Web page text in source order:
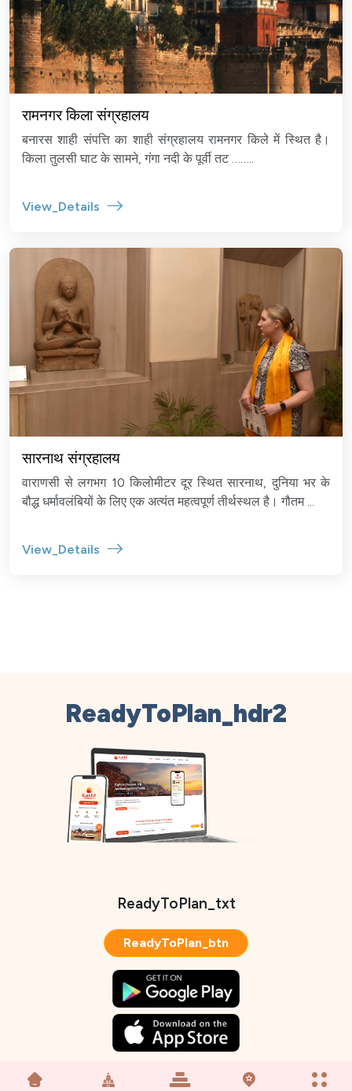
रामनगर किला संग्रहालय
बनारस शाही संपत्ति का शाही संग्रहालय रामनगर किले में स्थित है।
किला तुलसी घाट के सामने, गंगा नदी के पूर्वी तट ……..
View_Details
सारनाथ संग्रहालय
वाराणसी से लगभग 10 किलोमीटर दूर स्थित सारनाथ, दुनिया भर के
बौद्ध धर्मावलंबियों के लिए एक अत्यंत महत्वपूर्ण तीर्थस्थल है। गौतम ...
View_Details
ReadyToPlan_hdr2
ReadyToPlan_txt
ReadyToPlan_btn